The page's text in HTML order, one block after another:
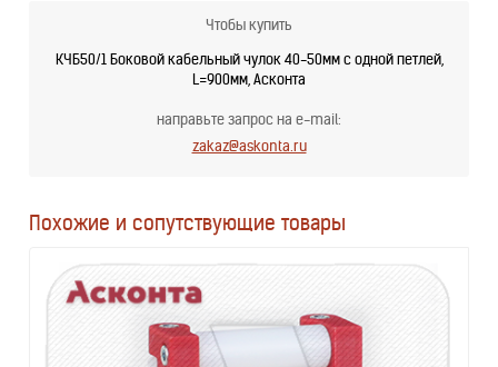
Чтобы купить
КЧБ50/1 Боковой кабельный чулок 40-50мм с одной петлей,
L=900мм, Асконта
направьте запрос на e-mail:
zakaz@askonta.ru
Похожие и сопутствующие товары